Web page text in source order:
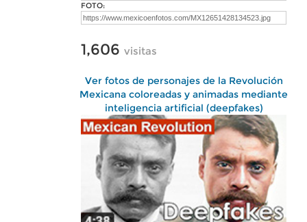
FOTO:
1,606 visitas
Ver fotos de personajes de la Revolución
Mexicana coloreadas y animadas mediante
inteligencia artificial (deepfakes)